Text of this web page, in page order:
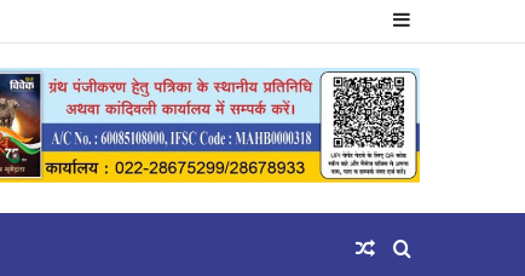
Sidebar
Search
Random